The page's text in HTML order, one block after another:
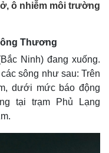
ô nhiễm môi trường
Thương
Ninh) đang xuống.
sông như sau: Trên
dưới mức báo động
tại trạm Phủ Lạng